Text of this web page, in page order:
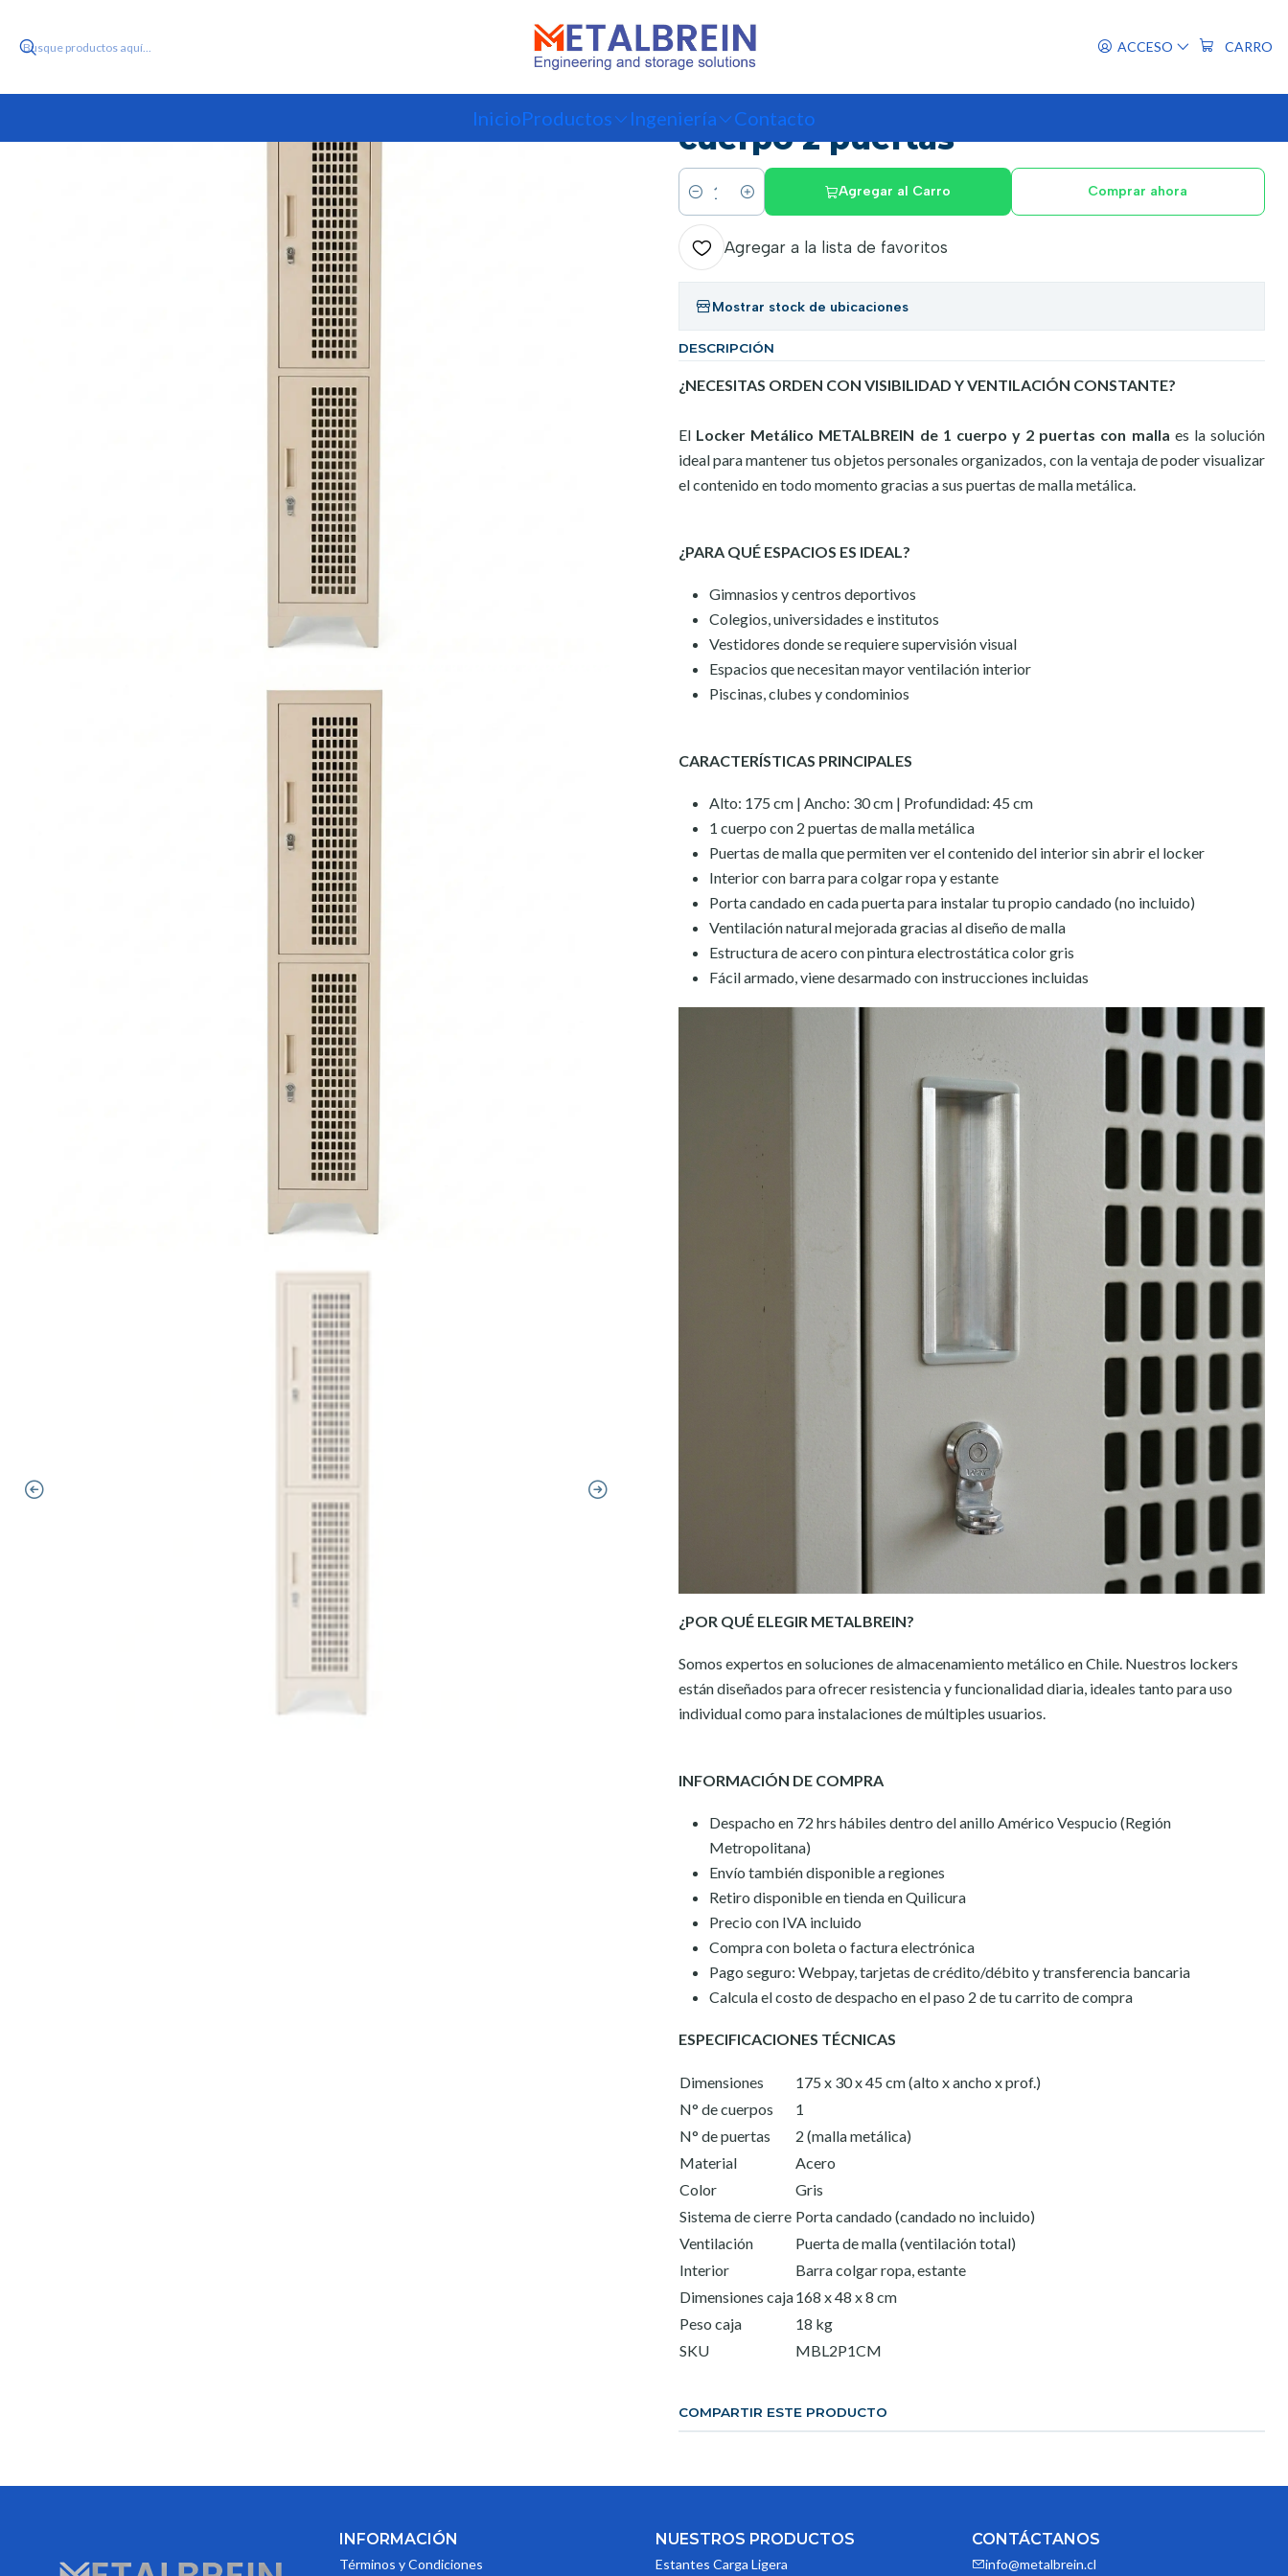
ACCESO CARRO
InicioProductos Ingeniería Contacto
Locker Metálico puerta malla 1
cuerpo 2 puertas
Cantidad
Agregar al Carro Comprar ahora
Agregar a la lista de favoritos
Mostrar stock de ubicaciones
DESCRIPCIÓN
¿NECESITAS ORDEN CON VISIBILIDAD Y VENTILACIÓN CONSTANTE?
El Locker Metálico METALBREIN de 1 cuerpo y 2 puertas con malla es la solución
ideal para mantener tus objetos personales organizados, con la ventaja de poder visualizar
el contenido en todo momento gracias a sus puertas de malla metálica.
¿PARA QUÉ ESPACIOS ES IDEAL?
Gimnasios y centros deportivos
Colegios, universidades e institutos
Vestidores donde se requiere supervisión visual
Espacios que necesitan mayor ventilación interior
Piscinas, clubes y condominios
CARACTERÍSTICAS PRINCIPALES
Alto: 175 cm | Ancho: 30 cm | Profundidad: 45 cm
1 cuerpo con 2 puertas de malla metálica
Puertas de malla que permiten ver el contenido del interior sin abrir el locker
Interior con barra para colgar ropa y estante
Porta candado en cada puerta para instalar tu propio candado (no incluido)
Ventilación natural mejorada gracias al diseño de malla
Estructura de acero con pintura electrostática color gris
Fácil armado, viene desarmado con instrucciones incluidas
¿POR QUÉ ELEGIR METALBREIN?
Somos expertos en soluciones de almacenamiento metálico en Chile. Nuestros lockers
están diseñados para ofrecer resistencia y funcionalidad diaria, ideales tanto para uso
individual como para instalaciones de múltiples usuarios.
INFORMACIÓN DE COMPRA
Despacho en 72 hrs hábiles dentro del anillo Américo Vespucio (Región
Metropolitana)
Envío también disponible a regiones
Retiro disponible en tienda en Quilicura
Precio con IVA incluido
Compra con boleta o factura electrónica
Pago seguro: Webpay, tarjetas de crédito/débito y transferencia bancaria
Calcula el costo de despacho en el paso 2 de tu carrito de compra
ESPECIFICACIONES TÉCNICAS
Dimensiones
175 x 30 x 45 cm (alto x ancho x prof.)
N° de cuerpos
1
N° de puertas
2 (malla metálica)
Material
Acero
Color
Gris
Sistema de cierre Porta candado (candado no incluido)
Ventilación
Puerta de malla (ventilación total)
Interior
Barra colgar ropa, estante
Dimensiones caja168 x 48 x 8 cm
Peso caja
18 kg
SKU
MBL2P1CM
COMPARTIR ESTE PRODUCTO
INFORMACIÓN
Términos y Condiciones
NUESTROS PRODUCTOS
Estantes Carga Ligera
CONTÁCTANOS
info@metalbrein.cl